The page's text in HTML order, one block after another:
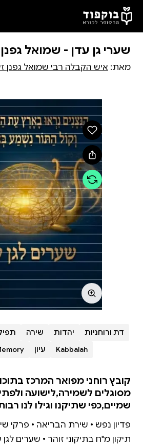
דלג לתוכן הראשי
שערי גן עדן - שמואל גפנן
מאת: איש הקבלה רבי שמואל גפנן
דת ורוחניות יהדות שירה
Kabbalah
עיון
קובץ רוחני מפואר המרכז
מסוגלים לשמירה,לישועה
שמיים,כפי שתיקנו וגילו לנו
פדיון נפש • שירת הבריאה • פרקי